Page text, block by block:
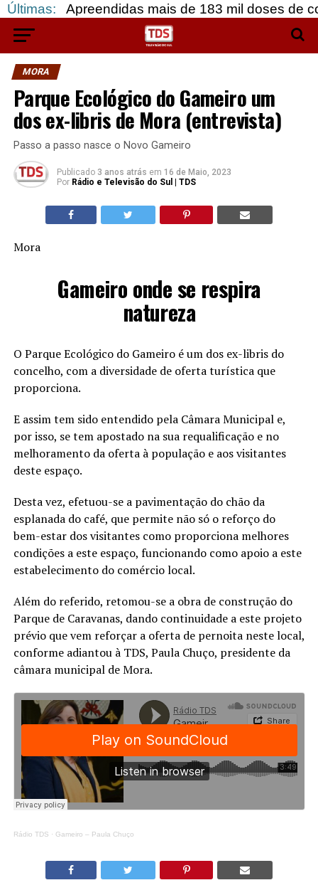
Últimas: mais de 183 mil doses de cocaína, em
MORA
Parque Ecológico do Gameiro um
dos ex-libris de Mora (entrevista)
Passo a passo nasce o Novo Gameiro
Publicado 3 anos atrás em 16 de Maio, 2023
Por Rádio e Televisão do Sul | TDS
Mora
Gameiro onde se respira
natureza
O Parque Ecológico do Gameiro é um dos ex-libris do
concelho, com a diversidade de oferta turística que
proporciona.
E assim tem sido entendido pela Câmara Municipal e,
por isso, se tem apostado na sua requalificação e no
melhoramento da oferta à população e aos visitantes
deste espaço.
Desta vez, efetuou-se a pavimentação do chão da
esplanada do café, que permite não só o reforço do
bem-estar dos visitantes como proporciona melhores
condições a este espaço, funcionando como apoio a este
estabelecimento do comércio local.
Além do referido, retomou-se a obra de construção do
Parque de Caravanas, dando continuidade a este projeto
prévio que vem reforçar a oferta de pernoita neste local,
conforme adiantou à TDS, Paula Chuço, presidente da
câmara municipal de Mora.
Rádio TDS · Gameiro – Paula Chuço